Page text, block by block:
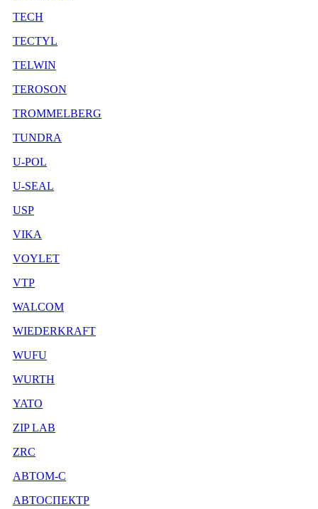
TECH
TECTYL
TELWIN
TEROSON
TROMMELBERG
TUNDRA
U-POL
U-SEAL
USP
VIKA
VOYLET
VTP
WALCOM
WIEDERKRAFT
WUFU
WURTH
YATO
ZIP LAB
ZRC
АВТОМ-С
АВТОСПЕКТР